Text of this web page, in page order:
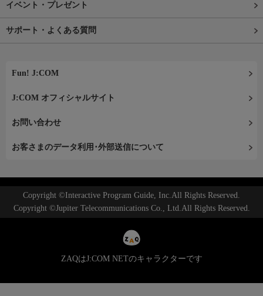
イベント・プレゼント
サポート・よくある質問
Fun! J:COM
J:COM オフィシャルサイト
お問い合わせ
お客さまのデータ利用･外部送信について
Copyright ©Interactive Program Guide, Inc.All Rights Reserved.
Copyright ©Jupiter Telecommunications Co., Ltd.All Rights Reserved.
ZAQはJ:COM NETのキャラクターです